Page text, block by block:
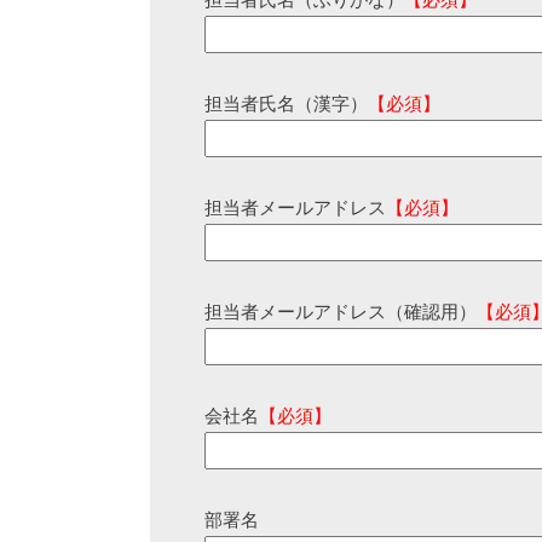
担当者氏名（漢字） 【必須】
担当者メールアドレス 【必須】
担当者メールアドレス（確認用） 【必須
会社名 【必須】
部署名